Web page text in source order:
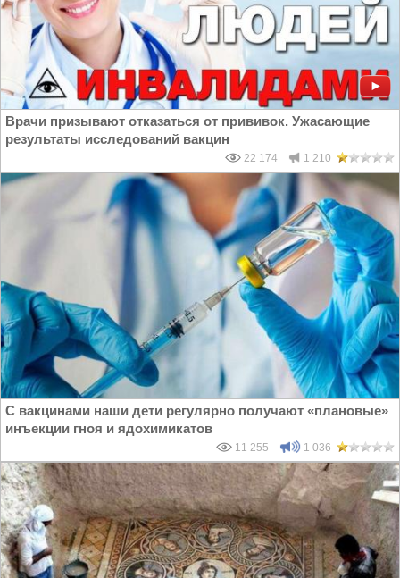
Врачи призывают отказаться от прививок. Ужасающие
результаты исследований вакцин
22 174 1 210
С вакцинами наши дети регулярно получают «плановые»
инъекции гноя и ядохимикатов
11 255 1 036